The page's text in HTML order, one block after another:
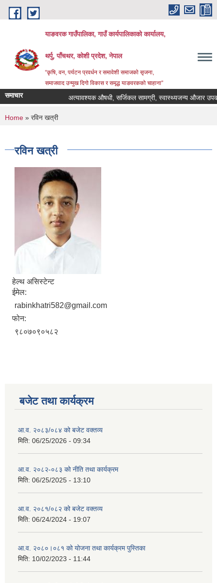
Skip to main content
याङवरक गाउँपालिका, गाउँ कार्यपालिकाको कार्यालय,
थर्पु, पाँचथर, कोशी प्रदेश, नेपाल
“कृषि, वन, पर्यटन प्रवर्धन र समावेशी समाजको सृजना,
समाजवाद उन्मुख दिगो विकास र समृद्ध याङवरकको चाहाना”
समाचार अत्यावश्यक औषधी, सर्जिकल सामग्री, स्वास्थ्यजन्य औजार
You are here
Home » रविन खत्री
रविन खत्री
हेल्थ असिस्टेन्ट
ईमेल:
rabinkhatri582@gmail.com
फोन:
९८०७०९०५८२
बजेट तथा कार्यक्रम
आ.व. २०८३/०८४ को बजेट वक्तव्य
मिति: 06/25/2026 - 09:34
आ.व. २०८२-०८३ को नीति तथा कार्यक्रम
मिति: 06/25/2025 - 13:10
आ.व. २०८१/०८२ को बजेट वक्तव्य
मिति: 06/24/2024 - 19:07
आ.व. २०८०।०८१ को योजना तथा कार्यक्रम पुस्तिका
मिति: 10/02/2023 - 11:44